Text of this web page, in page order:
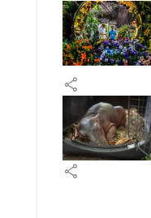
share
share